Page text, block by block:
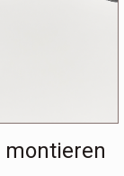
montieren